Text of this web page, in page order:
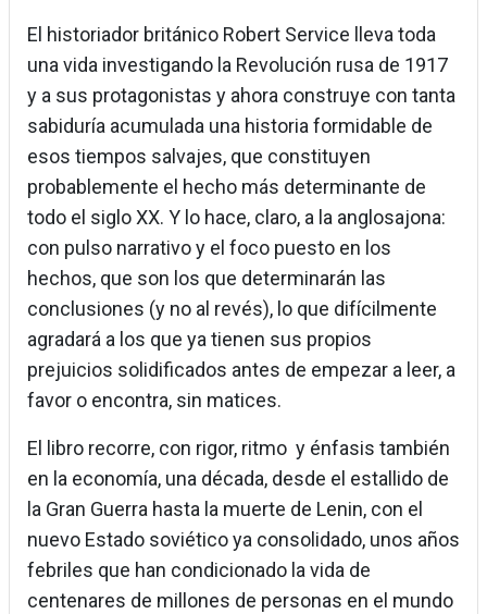
El historiador británico Robert Service lleva toda
una vida investigando la Revolución rusa de 1917
y a sus protagonistas y ahora construye con tanta
sabiduría acumulada una historia formidable de
esos tiempos salvajes, que constituyen
probablemente el hecho más determinante de
todo el siglo XX. Y lo hace, claro, a la anglosajona:
con pulso narrativo y el foco puesto en los
hechos, que son los que determinarán las
conclusiones (y no al revés), lo que difícilmente
agradará a los que ya tienen sus propios
prejuicios solidificados antes de empezar a leer, a
favor o encontra, sin matices.
El libro recorre, con rigor, ritmo y énfasis también
en la economía, una década, desde el estallido de
la Gran Guerra hasta la muerte de Lenin, con el
nuevo Estado soviético ya consolidado, unos años
febriles que han condicionado la vida de
centenares de millones de personas en el mundo